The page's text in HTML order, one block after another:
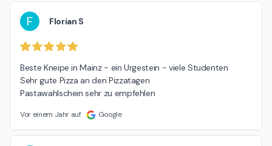
F Florian S
Beste Kneipe in Mainz - ein Urgestein - viele Studenten
Sehr gute Pizza an den Pizzatagen
Pastawahlschein sehr zu empfehlen
Vor einem Jahr auf Google